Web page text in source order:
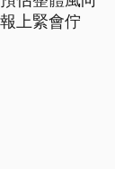
上緊會佇